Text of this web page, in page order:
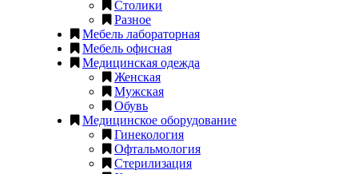
Столики
Разное
Мебель лабораторная
Мебель офисная
Медицинская одежда
Женская
Мужская
Обувь
Медицинское оборудование
Гинекология
Офтальмология
Стерилизация